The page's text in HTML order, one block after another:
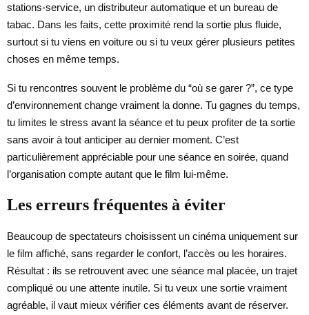
stations-service, un distributeur automatique et un bureau de
tabac. Dans les faits, cette proximité rend la sortie plus fluide,
surtout si tu viens en voiture ou si tu veux gérer plusieurs petites
choses en même temps.
Si tu rencontres souvent le problème du “où se garer ?”, ce type
d’environnement change vraiment la donne. Tu gagnes du temps,
tu limites le stress avant la séance et tu peux profiter de ta sortie
sans avoir à tout anticiper au dernier moment. C’est
particulièrement appréciable pour une séance en soirée, quand
l’organisation compte autant que le film lui-même.
Les erreurs fréquentes à éviter
Beaucoup de spectateurs choisissent un cinéma uniquement sur
le film affiché, sans regarder le confort, l’accès ou les horaires.
Résultat : ils se retrouvent avec une séance mal placée, un trajet
compliqué ou une attente inutile. Si tu veux une sortie vraiment
agréable, il vaut mieux vérifier ces éléments avant de réserver.